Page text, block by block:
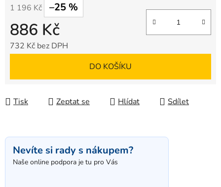
1 196 Kč –25 %
886 Kč
732 Kč bez DPH
DO KOŠÍKU
Tisk Zeptat se Hlídat Sdílet
Nevíte si rady s nákupem?
Naše online podpora je tu pro Vás